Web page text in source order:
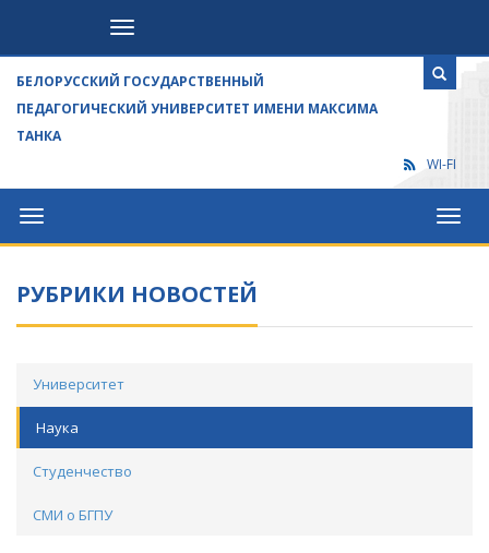
Посетителям
БЕЛОРУССКИЙ ГОСУДАРСТВЕННЫЙ
ПЕДАГОГИЧЕСКИЙ УНИВЕРСИТЕТ ИМЕНИ МАКСИМА
ТАНКА
WI-FI
Университет
РУБРИКИ НОВОСТЕЙ
Университет
Наука
Студенчество
СМИ о БГПУ